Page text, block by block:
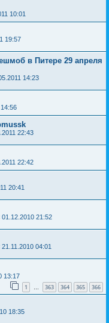
10:01
19:57
в Питере 29 апреля
14:23
22:43
22:42
20:41
01.12.2010 21:52
21.11.2010 04:01
13:17
1 … 363 364 365 366
18:35